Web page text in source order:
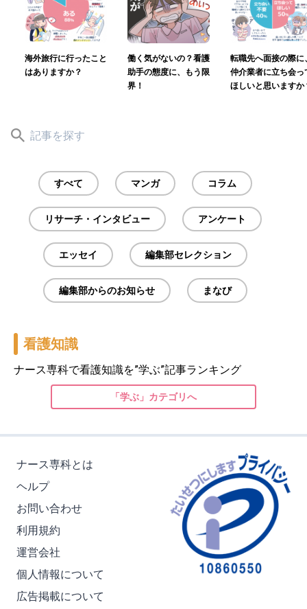
海外旅行に行ったこと
はありますか？
働く気がないの？看護
助手の態度に、もう限
界！
転職先へ面接の際に
仲介業者に立ち会っ
ほしいと思いますか
すべて マンガ コラム
リサーチ・インタビュー アンケート
エッセイ 編集部セレクション
編集部からのお知らせ まなび
看護知識
ナース専科で看護知識を”学ぶ”記事ランキング
「学ぶ」カテゴリへ
ナース専科とは
ヘルプ
お問い合わせ
利用規約
運営会社
個人情報について
広告掲載について